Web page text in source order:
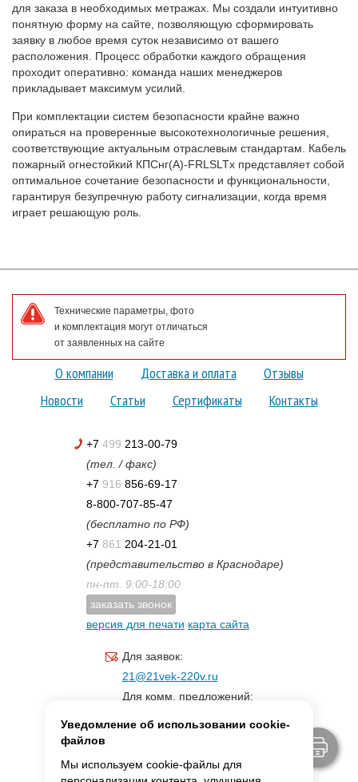
для заказа в необходимых метражах. Мы создали интуитивно
понятную форму на сайте, позволяющую сформировать
заявку в любое время суток независимо от вашего
расположения. Процесс обработки каждого обращения
проходит оперативно: команда наших менеджеров
прикладывает максимум усилий.
При комплектации систем безопасности крайне важно
опираться на проверенные высокотехнологичные решения,
соответствующие актуальным отраслевым стандартам. Кабель
пожарный огнестойкий КПСнг(A)-FRLSLTx представляет собой
оптимальное сочетание безопасности и функциональности,
гарантируя безупречную работу сигнализации, когда время
играет решающую роль.
Технические параметры, фото
и комплектация могут отличаться
от заявленных на сайте
О компании Доставка и оплата
Отзывы
Новости
Статьи Сертификаты Контакты
+7 499 213-00-79
(тел. / факс)
+7 916 856-69-17
8-800-707-85-47
(бесплатно по РФ)
+7 861 204-21-01
(представительство в Краснодаре)
пн-пт. 9:00-18:00
заказать звонок
версия для печати карта сайта
Для заявок:
21@21vek-220v.ru
Для комм. предложений:
Уведомление об использовании cookie-
файлов
Мы используем cookie-файлы для